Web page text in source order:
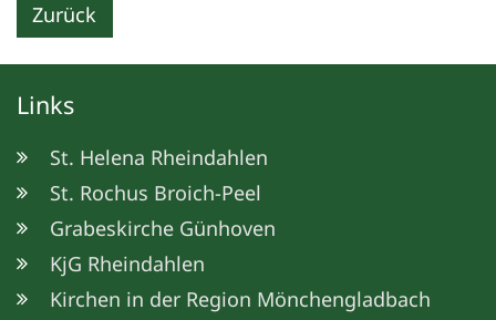
Zurück
Links
St. Helena Rheindahlen
St. Rochus Broich-Peel
Grabeskirche Günhoven
KjG Rheindahlen
Kirchen in der Region Mönchengladbach